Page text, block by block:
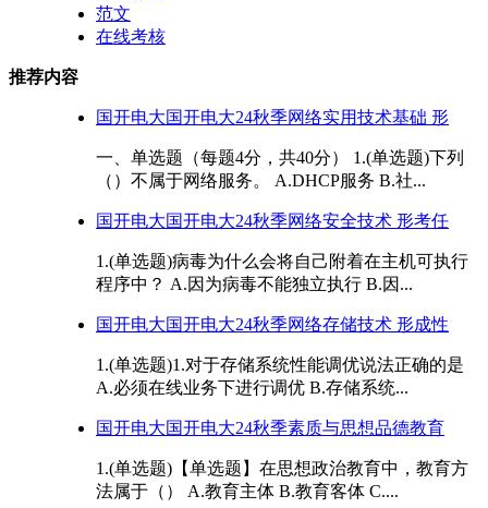
范文
在线考核
推荐内容
国开电大国开电大24秋季网络实用技术基础 形
一、单选题（每题4分，共40分） 1.(单选题)下列
（）不属于网络服务。 A.DHCP服务 B.社...
国开电大国开电大24秋季网络安全技术 形考任
1.(单选题)病毒为什么会将自己附着在主机可执行
程序中？ A.因为病毒不能独立执行 B.因...
国开电大国开电大24秋季网络存储技术 形成性
1.(单选题)1.对于存储系统性能调优说法正确的是
A.必须在线业务下进行调优 B.存储系统...
国开电大国开电大24秋季素质与思想品德教育
1.(单选题)【单选题】在思想政治教育中，教育方
法属于（） A.教育主体 B.教育客体 C....